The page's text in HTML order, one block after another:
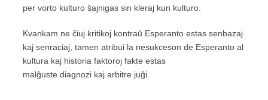
per vorto kulturo ŝajnigas sin kleraj kun kulturo.
Kvankam ne ĉiuj kritikoj kontraŭ Esperanto estas senbazaj
kaj senraciaj, tamen atribui la nesukceson de Esperanto al
kultura kaj historia faktoroj fakte estas
malĝuste diagnozi kaj arbitre juĝi.